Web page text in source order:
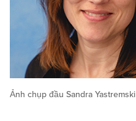
Ảnh chụp đầu Sandra Yastremski